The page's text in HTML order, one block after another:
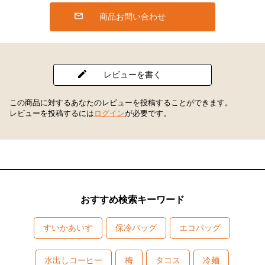
商品お問い合わせ
レビューを書く
この商品に対するあなたのレビューを投稿することができます。
レビューを投稿するには ログインが必要です。
おすすめ検索キーワード
すいかあいす 保冷バッグ エコバッグ
水出しコーヒー 梅 タコス 冷麺